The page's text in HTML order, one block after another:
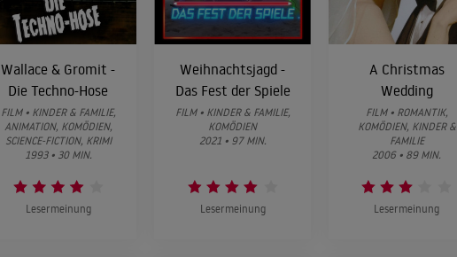
Wallace & Gromit -
Die Techno-Hose
FILM • KINDER & FAMILIE,
ANIMATION, KOMÖDIEN,
SCIENCE-FICTION, KRIMI
1993 • 30 MIN.
Lesermeinung
Weihnachtsjagd -
Das Fest der Spiele
FILM • KINDER & FAMILIE,
KOMÖDIEN
2021 • 97 MIN.
Lesermeinung
A Christmas
Wedding
FILM • ROMANTIK,
KOMÖDIEN, KINDER &
FAMILIE
2006 • 89 MIN.
Lesermeinung